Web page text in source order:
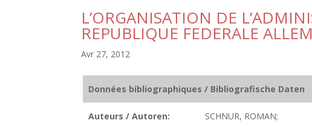
L’ORGANISATION DE
REPUBLIQUE FEDERALE
Avr 27, 2012
Données bibliographiques / Bibliografische Daten
Auteurs / Autoren: SCHNUR, ROMAN;